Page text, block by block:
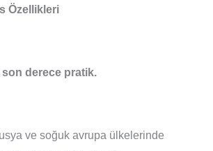
Özellikleri
derece pratik.
ve soğuk avrupa ülkelerinde